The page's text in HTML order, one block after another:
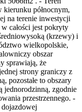
północnym,
na terenie inwestycji
całości jest pokryty
(krzewy) i
wielkopolskie,
obszar
sprawiają, że
strony graniczy z
pozostałe to obszary
jednorodzinną, zgodnie
przestrzennego. -